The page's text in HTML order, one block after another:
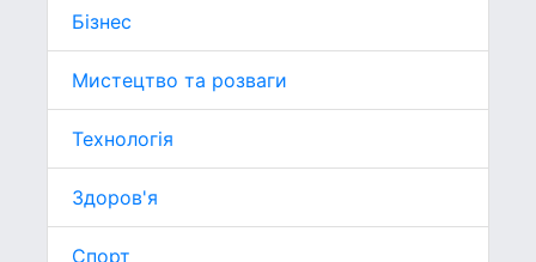
Бізнес
Мистецтво та розваги
Технологія
Здоров'я
Спорт